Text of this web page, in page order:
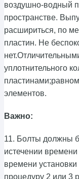
воздушно-водный
пространстве.
расшириться, по
пластин. Не
уплотнительного
элементов.
Важно:
11. Болты должны
истечении
времени
процедуру 2 или 3